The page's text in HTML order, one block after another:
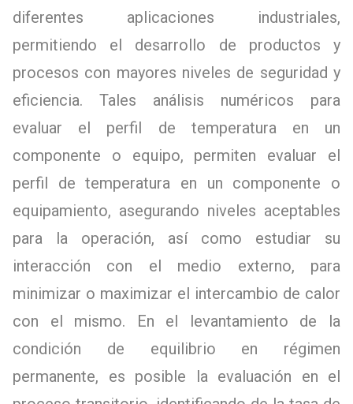
diferentes aplicaciones industriales,
permitiendo el desarrollo de productos y
procesos con mayores niveles de seguridad y
eficiencia. Tales análisis numéricos para
evaluar el perfil de temperatura en un
componente o equipo, permiten evaluar el
perfil de temperatura en un componente o
equipamiento, asegurando niveles aceptables
para la operación, así como estudiar su
interacción con el medio externo, para
minimizar o maximizar el intercambio de calor
con el mismo. En el levantamiento de la
condición de equilibrio en régimen
permanente, es posible la evaluación en el